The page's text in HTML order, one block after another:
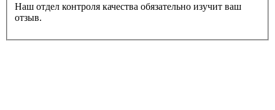
Наш отдел контроля качества обязательно изучит ваш
отзыв.